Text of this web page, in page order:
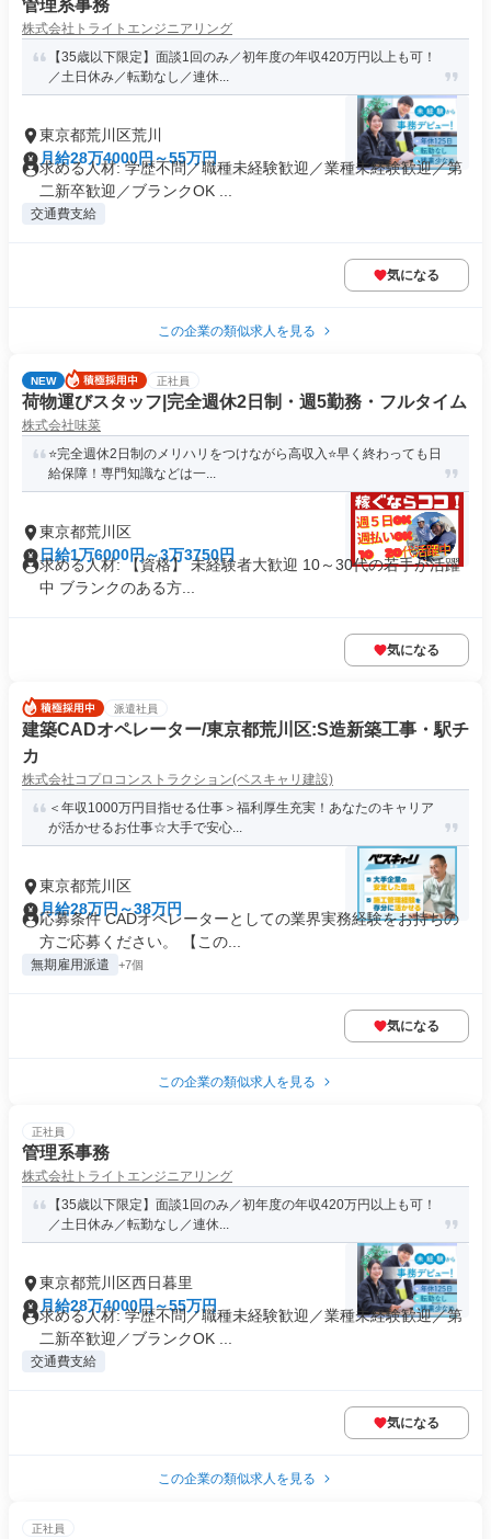
管理系事務
株式会社トライトエンジニアリング
【35歳以下限定】面談1回のみ／初年度の年収420万円以上も可！
／土日休み／転勤なし／連休...
東京都荒川区荒川
月給28万4000円～55万円
求める人材: 学歴不問／職種未経験歓迎／業種未経験歓迎／第
二新卒歓迎／ブランクOK ...
交通費支給
気になる
この企業の類似求人を見る
NEW 正社員
荷物運びスタッフ|完全週休2日制・週5勤務・フルタイム
株式会社味菜
⭐️完全週休2日制のメリハリをつけながら高収入⭐️早く終わっても日
給保障！専門知識などは一...
東京都荒川区
日給1万6000円～3万3750円
求める人材: 【資格】 未経験者大歓迎 10～30代の若手が活躍
中 ブランクのある方...
気になる
派遣社員
建築CADオペレーター/東京都荒川区:S造新築工事・駅チ
カ
株式会社コプロコンストラクション(ベスキャリ建設)
＜年収1000万円目指せる仕事＞福利厚生充実！あなたのキャリア
が活かせるお仕事☆大手で安心...
東京都荒川区
月給28万円～38万円
応募条件 CADオペレーターとしての業界実務経験をお持ちの
方ご応募ください。 【この...
無期雇用派遣 +7個
気になる
この企業の類似求人を見る
正社員
管理系事務
株式会社トライトエンジニアリング
【35歳以下限定】面談1回のみ／初年度の年収420万円以上も可！
／土日休み／転勤なし／連休...
東京都荒川区西日暮里
月給28万4000円～55万円
求める人材: 学歴不問／職種未経験歓迎／業種未経験歓迎／第
二新卒歓迎／ブランクOK ...
交通費支給
気になる
この企業の類似求人を見る
正社員